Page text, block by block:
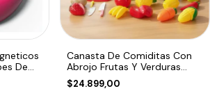
De
Canasta De Comiditas Con
Abrojo Frutas Y Verduras
Kitchen
$24.899,00